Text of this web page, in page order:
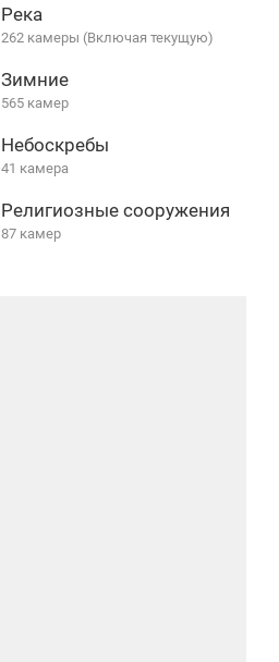
Река
262 камеры (Включая текущую)
Зимние
565 камер
Небоскребы
41 камера
Религиозные сооружения
87 камер